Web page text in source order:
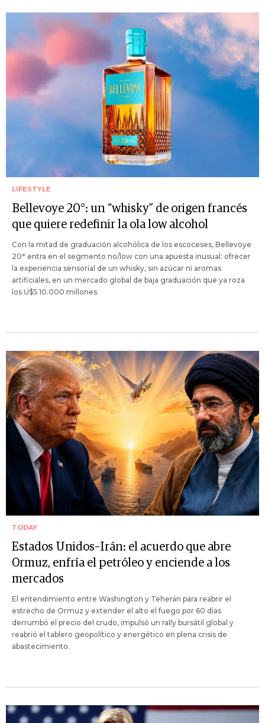
LIFESTYLE
Bellevoye 20°: un “whisky” de origen francés
que quiere redefinir la ola low alcohol
Con la mitad de graduación alcohólica de los escoceses, Bellevoye
20° entra en el segmento no/low con una apuesta inusual: ofrecer
la experiencia sensorial de un whisky, sin azúcar ni aromas
artificiales, en un mercado global de baja graduación que ya roza
los U$S 10.000 millones.
TODAY
Estados Unidos–Irán: el acuerdo que abre
Ormuz, enfría el petróleo y enciende a los
mercados
El entendimiento entre Washington y Teherán para reabrir el
estrecho de Ormuz y extender el alto el fuego por 60 días
derrumbó el precio del crudo, impulsó un rally bursátil global y
reabrió el tablero geopolítico y energético en plena crisis de
abastecimiento.